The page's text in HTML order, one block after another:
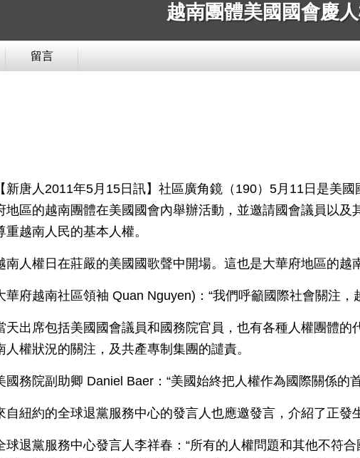
越南團體美國國會慶人
留言
【新唐人2011年5月15日訊】社區廣角鏡（190）5月11日是美
地區的越南團體在美國國會內舉辦活動，並邀請國會議員以
重越南人民的基本人權。
南人權日在莊嚴的美國國歌聲中開場。這也是大華府地區的越
華府越南社區領袖 Quan Nguyen)：“我們呼籲國際社會關注，
天出席包括美國國會議員和國務院官員，也有各種人權團體的
人權狀況的關注，及共產專制集團的譴責。
國務院副助卿 Daniel Baer：“美國始終把人權作為國際關係的
自紐約的全球退黨服務中心的發言人也應邀發言，介紹了正發
球退黨服務中心發言人李祥春：“所有的人權問題和其他不符